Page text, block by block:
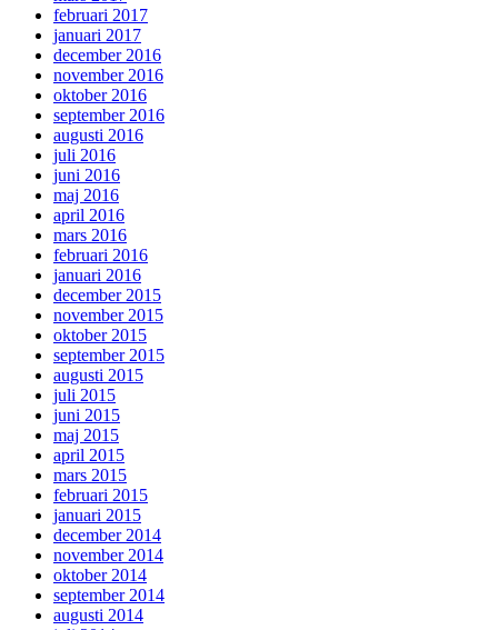
februari 2017
januari 2017
december 2016
november 2016
oktober 2016
september 2016
augusti 2016
juli 2016
juni 2016
maj 2016
april 2016
mars 2016
februari 2016
januari 2016
december 2015
november 2015
oktober 2015
september 2015
augusti 2015
juli 2015
juni 2015
maj 2015
april 2015
mars 2015
februari 2015
januari 2015
december 2014
november 2014
oktober 2014
september 2014
augusti 2014